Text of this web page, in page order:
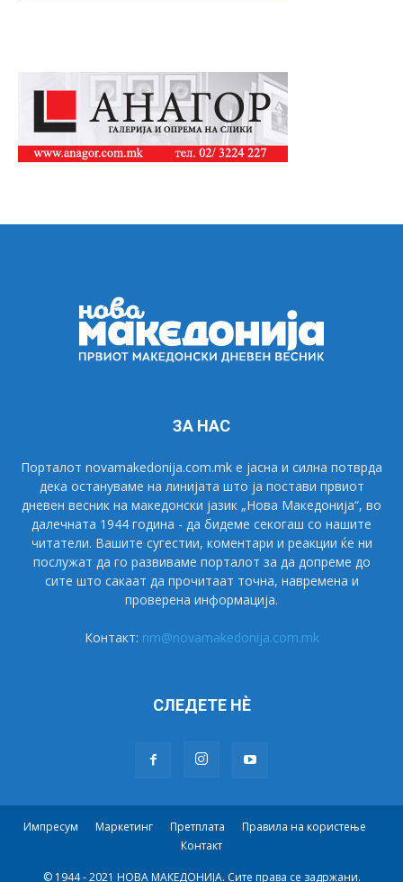
ЗА НАС
Порталот novamakedonija.com.mk е јасна и силна потврда
дека остануваме на линијата што ја постави првиот
дневен весник на македонски јазик „Нова Македонија“, во
далечната 1944 година - да бидеме секогаш со нашите
читатели. Вашите сугестии, коментари и реакции ќе ни
послужат да го развиваме порталот за да допреме до
сите што сакаат да прочитаат точна, навремена и
проверена информација.
Контакт: nm@novamakedonija.com.mk
СЛЕДЕТЕ НÈ
Импресум Маркетинг Претплата
Правила на користење
Контакт
© 1944 - 2021 НОВА МАКЕДОНИЈА. Сите права се задржани.